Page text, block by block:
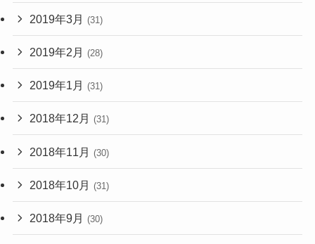
2019年3月 (31)
2019年2月 (28)
2019年1月 (31)
2018年12月 (31)
2018年11月 (30)
2018年10月 (31)
2018年9月 (30)